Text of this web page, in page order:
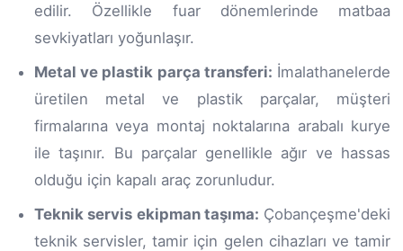
edilir. Özellikle fuar dönemlerinde matbaa
sevkiyatları yoğunlaşır.
Metal ve plastik parça transferi: İmalathanelerde
üretilen metal ve plastik parçalar, müşteri
firmalarına veya montaj noktalarına arabalı kurye
ile taşınır. Bu parçalar genellikle ağır ve hassas
olduğu için kapalı araç zorunludur.
Teknik servis ekipman taşıma: Çobançeşme'deki
teknik servisler, tamir için gelen cihazları ve tamir